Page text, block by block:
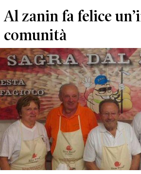
Al zanin fa felice
comunità